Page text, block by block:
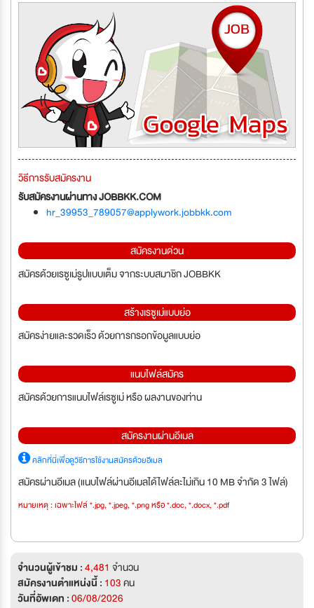
วิธีการรับสมัครงาน
รับสมัครงานผ่านทาง JOBBKK.COM
hr_39953_789057@applywork.jobbkk.com
สมัครงานด่วน
สมัครด้วยเรซูเม่รูปแบบเต็ม จากระบบสมาชิก JOBBKK
สร้างเรซูเม่แบบย่อ
สมัครง่ายและรวดเร็ว ด้วยการกรอกข้อมูลแบบย่อ
แนบไฟล์สมัคร
สมัครด้วยการแนบไฟล์เรซูเม่ หรือ ผลงานของท่าน
สมัครงานผ่านอีเมล
คลิกที่นี่เพื่อดูวิธีการใช้งานสมัครด้วยอีเมล
สมัครผ่านอีเมล (แนบไฟล์ผ่านอีเมลได้ไฟล์ละไม่เกิน 10 MB จำกัด 3 ไฟล์)
หมายเหตุ : เฉพาะไฟล์ *.jpg, *.jpeg, *.png หรือ *.doc, *.docx, *.pdf
จำนวนผู้เข้าชม :4,481 จำนวน
สมัครงานตำแหน่งนี้ : 103คน
วันที่อัพเดท :06/08/2026